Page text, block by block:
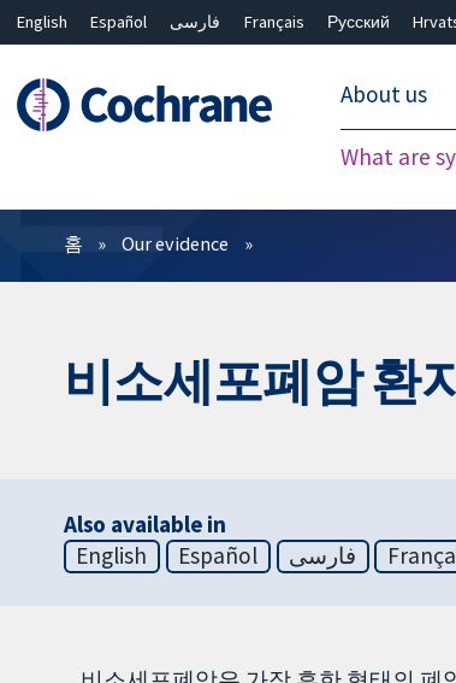
English Español فارسی Français Русский
About us
What are
필터
홈 Our evidence
비소세포폐암 환
Also available in
English
Español فارسی